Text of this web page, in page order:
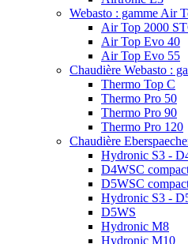
Webasto : gamme Air
Air Top 2000
Air Top Evo 40
Air Top Evo 55
Chaudière Webasto :
Thermo Top C
Thermo Pro 50
Thermo Pro 90
Thermo Pro 120
Chaudière
Hydronic S3 -
D4WSC
D5WSC
Hydronic S3 -
D5WS
Hydronic M8
Hydronic M10